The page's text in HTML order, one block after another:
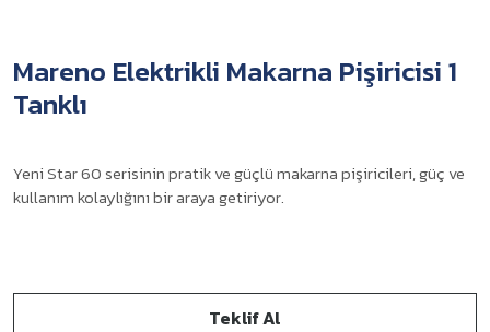
Mareno Elektrikli Makarna Pişiricisi 1
Tanklı
Yeni Star 60 serisinin pratik ve güçlü makarna pişiricileri, güç ve
kullanım kolaylığını bir araya getiriyor.
Teklif Al